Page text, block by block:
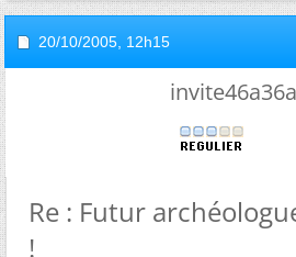
20/10/2005, 12h15
Re : Futur
!